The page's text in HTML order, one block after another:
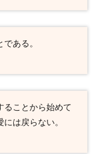
ある。
ることから始めて
は戻らない。